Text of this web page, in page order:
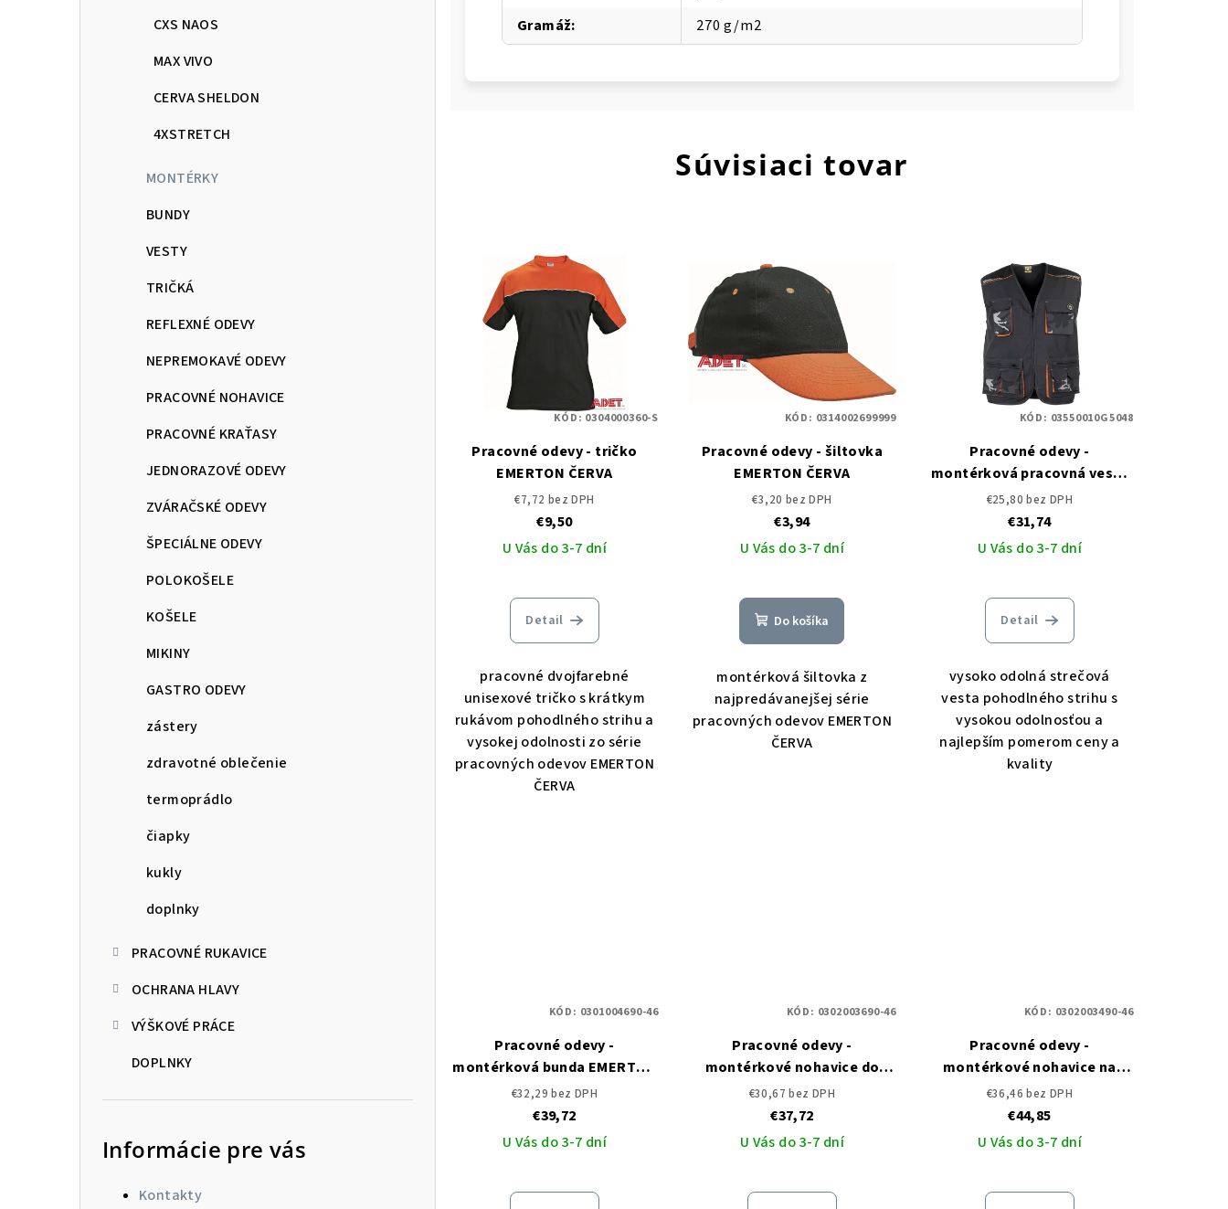
CXS NAOS
MAX VIVO
CERVA SHELDON
4XSTRETCH
MONTÉRKY
BUNDY
VESTY
TRIČKÁ
REFLEXNÉ ODEVY
NEPREMOKAVÉ ODEVY
PRACOVNÉ NOHAVICE
PRACOVNÉ KRAŤASY
JEDNORAZOVÉ ODEVY
ZVÁRAČSKÉ ODEVY
ŠPECIÁLNE ODEVY
POLOKOŠELE
KOŠELE
MIKINY
GASTRO ODEVY
zástery
zdravotné oblečenie
termoprádlo
čiapky
kukly
doplnky
PRACOVNÉ RUKAVICE
OCHRANA HLAVY
VÝŠKOVÉ PRÁCE
DOPLNKY
Informácie pre vás
Kontakty
Gramáž: 270 g/m2
Súvisiaci tovar
Pracovné odevy - tričko
EMERTON ČERVA
€7,72 bez DPH
€9,50
U Vás do 3-7 dní
Detail
pracovné dvojfarebné
unisexové tričko s krátkym
rukávom pohodlného strihu a
vysokej odolnosti zo série
pracovných odevov EMERTON
ČERVA
KÓD: 0304000360-S
Pracovné odevy - šiltovka
EMERTON ČERVA
€3,20 bez DPH
€3,94
U Vás do 3-7 dní
Do košíka
montérková šiltovka z
najpredávanejšej série
pracovných odevov EMERTON
ČERVA
KÓD: 0314002699999
Pracovné odevy -
montérková pracovná vesta
EMERTON STRETCH
€25,80 bez DPH
€31,74
U Vás do 3-7 dní
Detail
vysoko odolná strečová
vesta pohodlného strihu s
vysokou odolnosťou a
najlepším pomerom ceny a
kvality
KÓD: 03550010G5048
Pracovné odevy -
montérková bunda EMERTON
ČERVA
€32,29 bez DPH
€39,72
U Vás do 3-7 dní
KÓD: 0301004690-46
Pracovné odevy -
montérkové nohavice do
pása EMERTON ČERVA
€30,67 bez DPH
€37,72
U Vás do 3-7 dní
KÓD: 0302003690-46
Pracovné odevy -
montérkové nohavice na
traky EMERTON ČERVA
€36,46 bez DPH
€44,85
U Vás do 3-7 dní
KÓD: 0302003490-46